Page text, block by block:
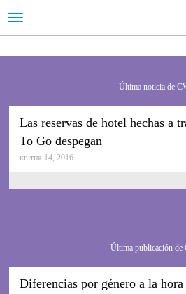
Toggle
navigation
en
Lee la nota de
Última noticia de
Las reservas de hotel hechas a
To Go despegan
квітня 14, 2016
Última publicación de
Diferencias por género a la hora